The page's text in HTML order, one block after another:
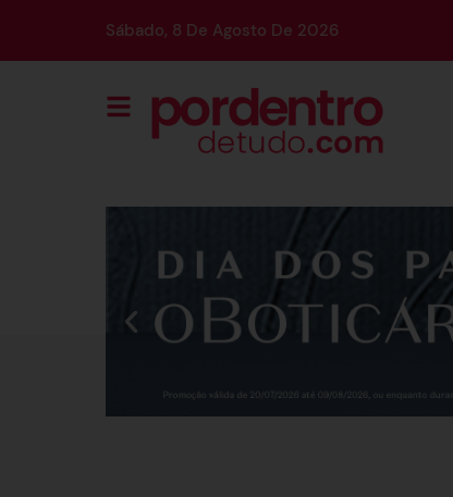
Sábado, 8 De Agosto De 2026